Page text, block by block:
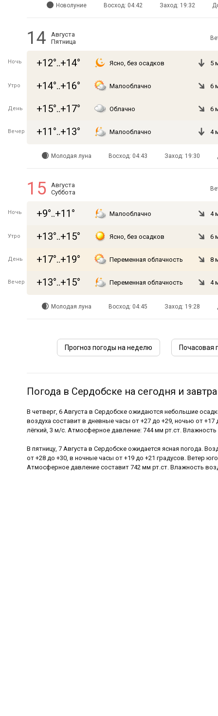
Новолуние Восход: 04:42 Заход: 19:32
14
Августа
Пятница
Ночь +12°..+14° Ясно, без осадков 5
Утро +14°..+16° Малооблачно 6
День +15°..+17° Облачно 6
Вечер +11°..+13° Малооблачно 4
Молодая луна Восход: 04:43 Заход: 19:30
15
Августа
Суббота
Ночь +9°..+11° Малооблачно 4
Утро +13°..+15° Ясно, без осадков 6
День +17°..+19° Переменная облачность 8
Вечер +13°..+15° Переменная облачность 4
Молодая луна Восход: 04:45 Заход: 19:28
Прогноз погоды на неделю Почасовая
Погода в Сердобске на сегодня и завтра
В четверг, 6 Августа в Сердобске ожидаются небольшие
воздуха составит в дневные часы от +27 до +29, ночью от +17
лёгкий, 3 м/с. Атмосферное давление: 744 мм рт.ст. Влажность
В пятницу, 7 Августа в Сердобске ожидается ясная погода.
от +28 до +30, в ночные часы от +19 до +21 градусов. Ветер
Атмосферное давление составит 742 мм рт.ст. Влажность